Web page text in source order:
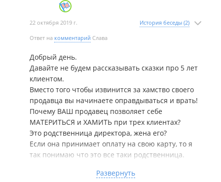
22 октября 2019 г. История беседы (2)
Ответ на комментарий Слава
Добрый день.
Давайте не будем рассказывать сказки про 5 лет
клиентом.
Вместо того чтобы извинится за хамство своего
продавца вы начинаете оправдываться и врать!
Почему ВАШ продавец позволяет себе
МАТЕРИТЬСЯ и ХАМИТЬ при трех клиентах?
Это родственница директора, жена его?
Если она принимает оплату на свою карту, то я
так понимаю что это все таки родственница.
Продавец находится на своем рабочем месте,
Развернуть